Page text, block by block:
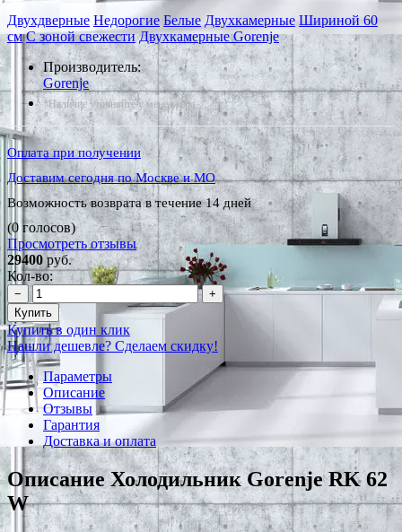
Двухдверные Недорогие Белые Двухкамерные Шириной 60
см С зоной свежести Двухкамерные Gorenje
Производитель:
Gorenje
*Наличие уточняйте у менеджера
Оплата при получении
Доставим сегодня по Москве и МО
Возможность возврата в течение 14 дней
(0 голосов)
Просмотреть отзывы
29400руб.
Кол-во:
−
+
Купить
Купить в один клик
Нашли дешевле? Сделаем скидку!
Параметры
Описание
Отзывы
Гарантия
Доставка и оплата
Описание Холодильник Gorenje RK 62
W